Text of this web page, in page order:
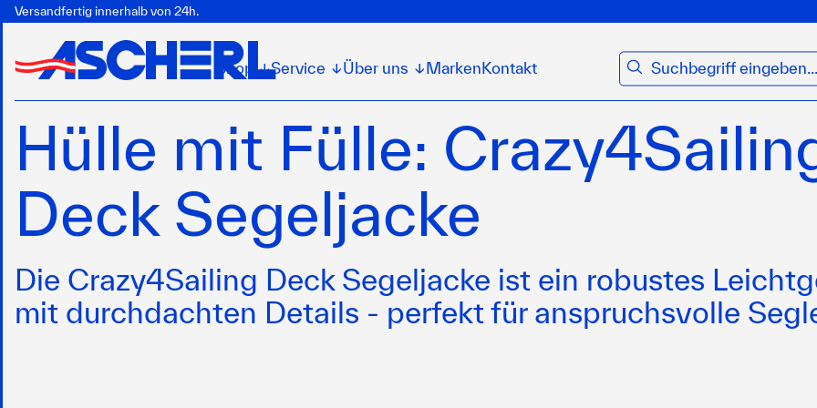
Versandfertig innerhalb von 24h.
Shop ↓Service ↓Über uns ↓ Marken Kontakt suchen
Hülle mit Fülle:
Deck Segeljacke
Die Crazy4Sailing Deck Segeljacke ist ein robustes
mit durchdachten Details - perfekt für anspruchsvolle